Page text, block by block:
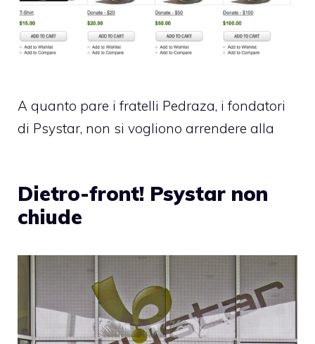
A quanto pare i fratelli Pedraza, i fondatori
di Psystar, non si vogliono arrendere alla
Dietro-front! Psystar non
chiude